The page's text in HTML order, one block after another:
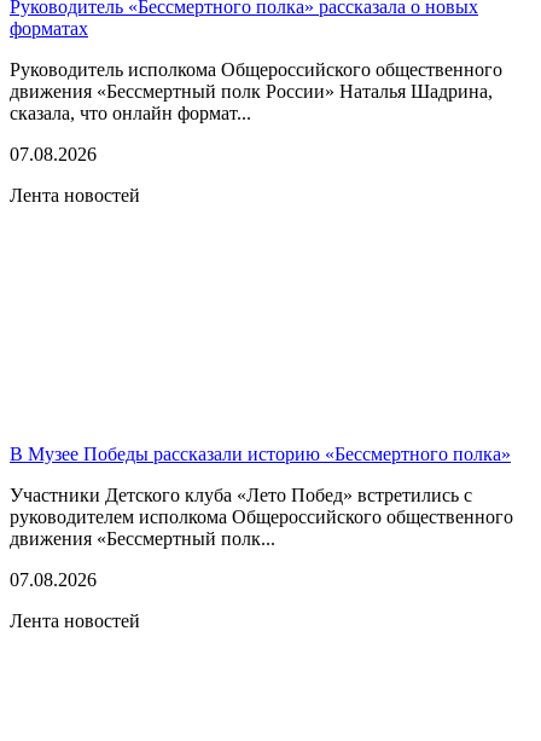
Руководитель «Бессмертного полка» рассказала о новых
форматах
Руководитель исполкома Общероссийского общественного
движения «Бессмертный полк России» Наталья Шадрина,
сказала, что онлайн формат...
07.08.2026
Лента новостей
В Музее Победы рассказали историю «Бессмертного полка»
Участники Детского клуба «Лето Побед» встретились с
руководителем исполкома Общероссийского общественного
движения «Бессмертный полк...
07.08.2026
Лента новостей